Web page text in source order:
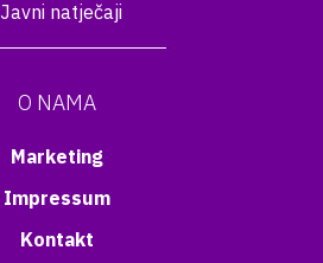
Javni natječaji
O NAMA
Marketing
Impressum
Kontakt